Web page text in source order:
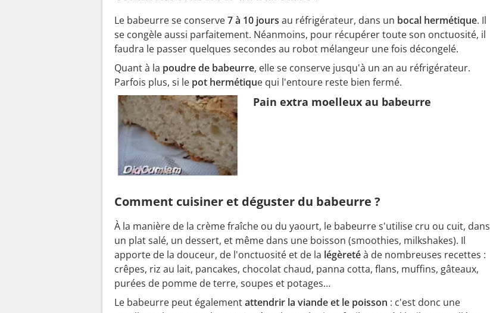
Le babeurre se conserve7 à 10 jours au réfrigérateur, dans un bocal hermétique. Il
se congèle aussi parfaitement. Néanmoins, pour récupérer toute son onctuosité, il
faudra le passer quelques secondes au robot mélangeur une fois décongelé.
Quant à la poudre de babeurre, elle se conserve jusqu'à un an au réfrigérateur.
Parfois plus, si le pot hermétique qui l'entoure reste bien fermé.
Pain extra moelleux au babeurre
Comment cuisiner et déguster du babeurre ?
À la manière de la crème fraîche ou du yaourt, le babeurre s'utilise cru ou cuit, dans
un plat salé, un dessert, et même dans une boisson (smoothies, milkshakes). Il
apporte de la douceur, de l'onctuosité et de la légèretéà de nombreuses recettes :
crêpes, riz au lait, pancakes, chocolat chaud, panna cotta, flans, muffins, gâteaux,
purées de pomme de terre, soupes et potages…
Le babeurre peut égalementattendrir la viande et le poisson : c'est donc une